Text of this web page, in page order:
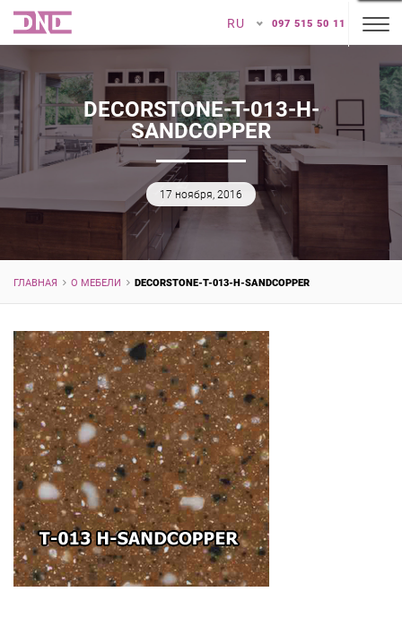
RU 097 515 50 11
DECORSTONE-T-013-H-
SANDCOPPER
17 ноября, 2016
ГЛАВНАЯ О МЕБЕЛИ DECORSTONE-T-013-H-SANDCOPPER